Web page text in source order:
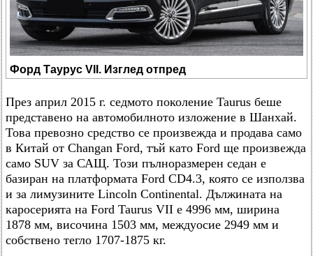
Форд Таурус VII. Изглед отпред
През април 2015 г. седмото поколение Taurus беше
представено на автомобилното изложение в Шанхай.
Това превозно средство се произвежда и продава само
в Китай от Changan Ford, тъй като Ford ще произвежда
само SUV за САЩ. Този пълноразмерен седан е
базиран на платформата Ford CD4.3, която се използва
и за лимузините Lincoln Continental. Дължината на
каросерията на Ford Taurus VII е 4996 мм, ширина
1878 мм, височина 1503 мм, междуосие 2949 мм и
собствено тегло 1707-1875 кг.